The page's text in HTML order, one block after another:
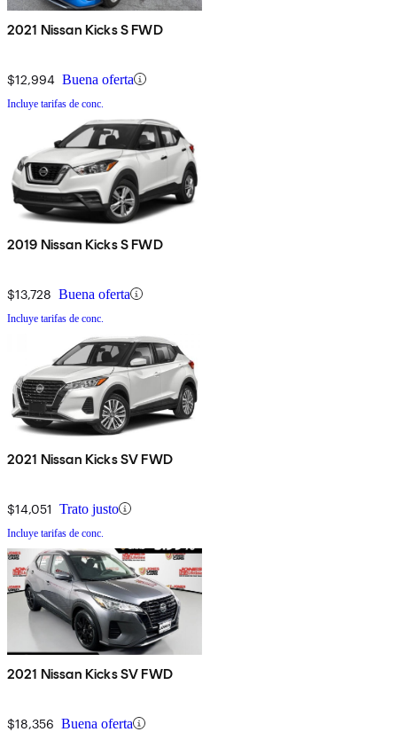
2021 Nissan Kicks S FWD
$12,994 Buena oferta
Incluye tarifas de conc.
2019 Nissan Kicks S FWD
$13,728 Buena oferta
Incluye tarifas de conc.
2021 Nissan Kicks SV FWD
$14,051 Trato justo
Incluye tarifas de conc.
2021 Nissan Kicks SV FWD
$18,356 Buena oferta